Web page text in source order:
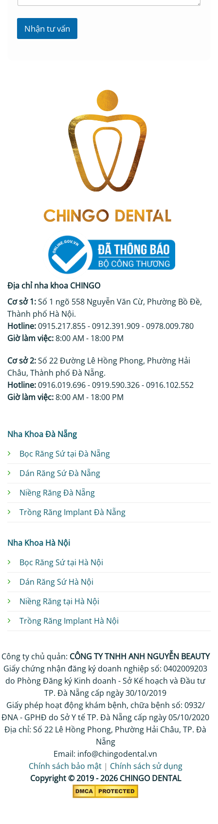
Nhận tư vấn
Nha Khoa Đà Nẵng
Bọc Răng Sứ tại Đà Nẵng
Dán Răng Sứ Đà Nẵng
Niềng Răng Đà Nẵng
Trồng Răng Implant Đà Nẵng
Nha Khoa Hà Nội
Bọc Răng Sứ tại Hà Nội
Dán Răng Sứ Hà Nội
Niềng Răng tại Hà Nội
Trồng Răng Implant Hà Nội
Địa chỉ nha khoa CHINGO
Cơ sở 1:Số 1 ngõ 558 Nguyễn Văn Cừ, Phường Bồ Đề,
Thành phố Hà Nội.
Hotline:0915.217.855 - 0912.391.909 - 0978.009.780
Giờ làm việc:8:00 AM - 18:00 PM
Cơ sở 2:Số 22 Đường Lê Hồng Phong, Phường Hải
Châu, Thành phố Đà Nẵng.
Hotline:0916.019.696 - 0919.590.326 - 0916.102.552
Giờ làm việc:8:00 AM - 18:00 PM
Công ty chủ quản: CÔNG TY TNHH ANH NGUYỄN BEAUTY
Giấy chứng nhận đăng ký doanh nghiệp số: 0402009203
do Phòng Đăng ký Kinh doanh - Sở Kế hoạch và Đầu tư
TP. Đà Nẵng cấp ngày 30/10/2019
Giấy phép hoạt động khám bệnh, chữa bệnh số: 0932/
ĐNA - GPHĐ do Sở Y tế TP. Đà Nẵng cấp ngày 05/10/2020
Địa chỉ: Số 22 Lê Hồng Phong, Phường Hải Châu, TP. Đà
Nẵng
Email: info@chingodental.vn
Chính sách bảo mật| Chính sách sử dụng
Copyright © 2019 - 2026 CHINGO DENTAL